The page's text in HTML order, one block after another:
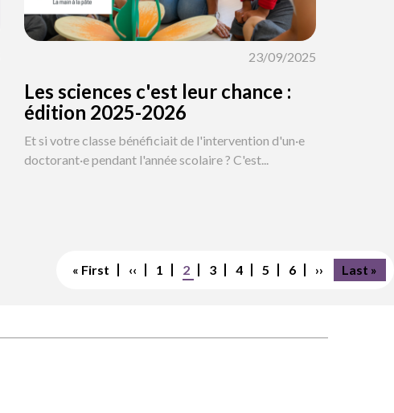
23/09/2025
Les sciences c'est leur chance :
édition 2025-2026
Et si votre classe bénéficiait de l'intervention d'un·e
doctorant·e pendant l'année scolaire ? C'est...
Première
« First
Page
précédente
‹‹ Page
1
Page
courante
2 Page
3 Page
4 Page
5 Page
6
Page
suivante
››
Dernière
page
Last »